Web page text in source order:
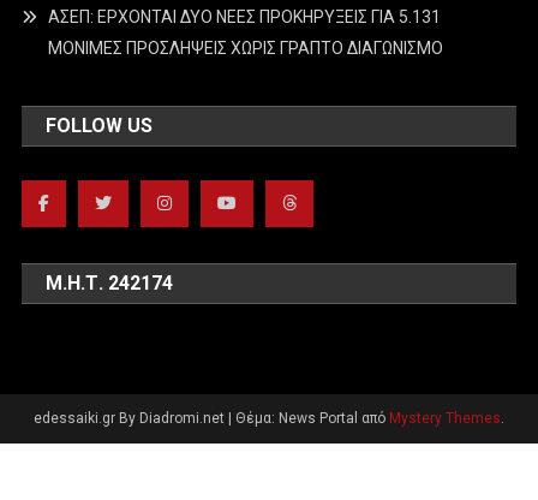
ΑΣΕΠ: ΕΡΧΟΝΤΑΙ ΔΥΟ ΝΕΕΣ ΠΡΟΚΗΡΥΞΕΙΣ ΓΙΑ 5.131
ΜΟΝΙΜΕΣ ΠΡΟΣΛΗΨΕΙΣ ΧΩΡΙΣ ΓΡΑΠΤΟ ΔΙΑΓΩΝΙΣΜΟ
FOLLOW US
Μ.Η.Τ. 242174
edessaiki.gr By Diadromi.net Θέμα: News Portal από Mystery Themes.